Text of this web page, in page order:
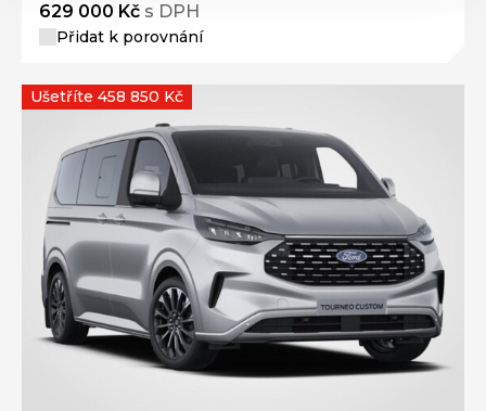
629 000 Kč s DPH
Přidat k porovnání
Ušetříte 458 850 Kč